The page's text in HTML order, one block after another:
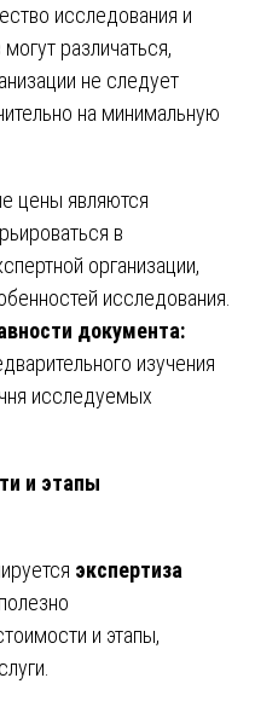
исследования и
различаться,
не следует
на минимальную
цены являются
в
организации,
исследования.
документа:
изучения
исследуемых
и этапы
экспертиза
и этапы,